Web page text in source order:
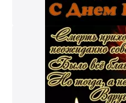
и пришлем поздравление!